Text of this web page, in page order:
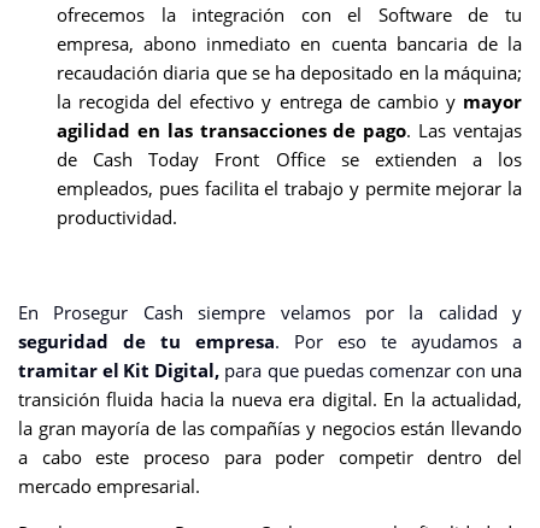
ofrecemos la integración con el Software de tu
empresa, abono inmediato en cuenta bancaria de la
recaudación diaria que se ha depositado en la máquina;
la recogida del efectivo y entrega de cambio y mayor
agilidad en las transacciones de pago. Las ventajas
de Cash Today Front Office se extienden a los
empleados, pues facilita el trabajo y permite mejorar la
productividad.
En Prosegur Cash siempre velamos por la calidad y
seguridad de tu empresa. Por eso te ayudamos a
tramitar el Kit Digital, para que puedas comenzar con una
transición fluida hacia la nueva era digital. En la actualidad,
la gran mayoría de las compañías y negocios están llevando
a cabo este proceso para poder competir dentro del
mercado empresarial.